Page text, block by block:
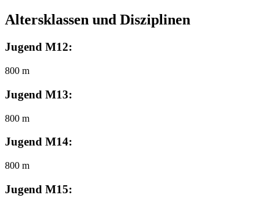
Altersklassen und Disziplinen
Jugend M12:
800 m
Jugend M13:
800 m
Jugend M14:
800 m
Jugend M15: